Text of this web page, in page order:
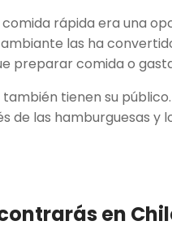
rápida era una
las ha
preparar comida o
tienen su
de las hamburguesas y
en